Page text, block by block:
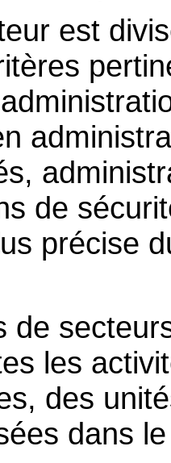
est
de
précise
de
les
des
dans